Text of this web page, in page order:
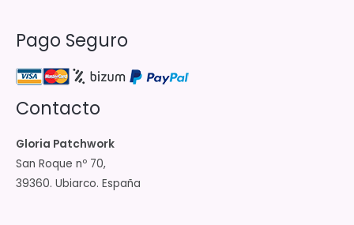
Pago Seguro
Contacto
Gloria Patchwork
San Roque nº 70,
39360. Ubiarco. España